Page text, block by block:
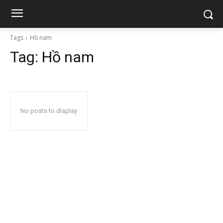
Tags Hồ nam
Tag: Hồ nam
No posts to display